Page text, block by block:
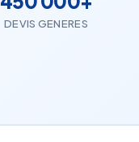
DEVIS GENERES